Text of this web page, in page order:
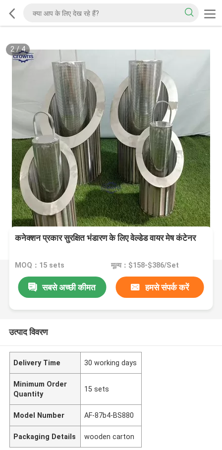
2/4
कनेक्शन प्रकार सुरक्षित भंडारण के लिए वेल्डेड वायर मेष कंटेनर
MOQ：15 sets मूल्य：$158-$386/Set
सबसे अच्छी कीमत हमसे संपर्क करें
उत्पाद विवरण
Delivery Time 30 working days
Minimum Order
Quantity
15 sets
Model Number AF-87b4-BS880
Packaging Details wooden carton